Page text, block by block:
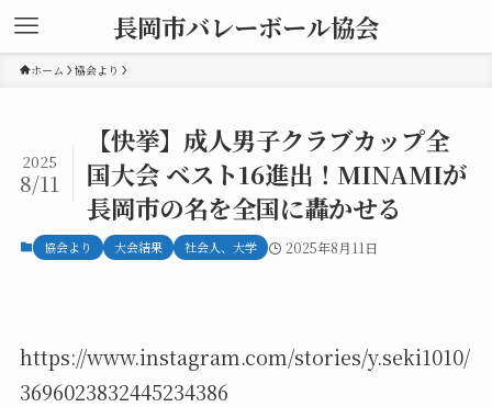
長岡市バレーボール協会
ホーム 協会より
【快挙】成人男子クラブカップ全
国大会 ベスト16進出！MINAMIが
長岡市の名を全国に轟かせる
2025
8/11
協会より 大会結果 社会人、大学 2025年8月11日
https://www.instagram.com/stories/y.seki1010/
3696023832445234386